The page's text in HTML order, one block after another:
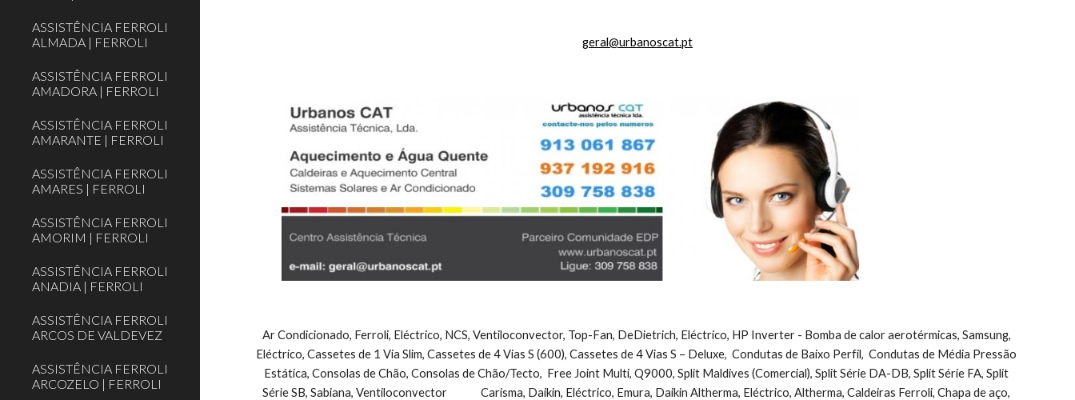
ASSISTÊNCIA FERROLI
ALMADA | FERROLI
ASSISTÊNCIA FERROLI
AMADORA | FERROLI
ASSISTÊNCIA FERROLI
AMARANTE | FERROLI
ASSISTÊNCIA FERROLI
AMARES | FERROLI
ASSISTÊNCIA FERROLI
AMORIM | FERROLI
ASSISTÊNCIA FERROLI
ANADIA | FERROLI
ASSISTÊNCIA FERROLI
ARCOS DE VALDEVEZ
ASSISTÊNCIA FERROLI
ARCOZELO | FERROLI
geral@urbanoscat.pt
Ar Condicionado, Ferroli, Eléctrico, NCS, Ventiloconvector, Top-Fan, DeDietrich, Eléctrico, HP Inverter - Bomba de calor aerotérmicas, Samsung,
Eléctrico, Cassetes de 1 Via Slim, Cassetes de 4 Vias S (600), Cassetes de 4 Vias S – Deluxe,  Condutas de Baixo Perfil,  Condutas de Média Pressão
Estática, Consolas de Chão, Consolas de Chão/Tecto,  Free Joint Multi, Q9000, Split Maldives (Comercial), Split Série DA-DB, Split Série FA, Split
Série SB, Sabiana, Ventiloconvector              Carisma, Daikin, Eléctrico, Emura, Daikin Altherma, Eléctrico, Altherma, Caldeiras Ferroli, Chapa de aço,